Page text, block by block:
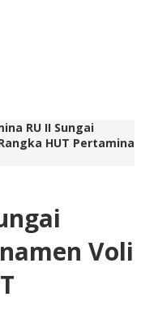
RU II Sungai
HUT Pertamina
Voli